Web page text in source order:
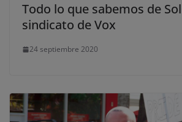
Todo lo que sabemos de
sindicato de Vox
24 septiembre 2020